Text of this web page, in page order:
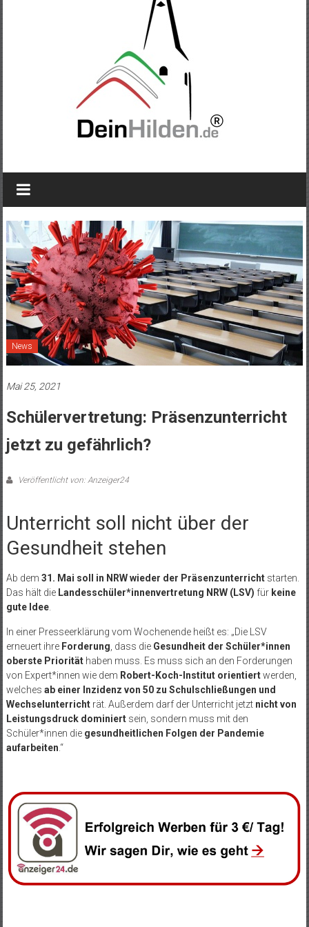
News
Mai 25, 2021
Schülervertretung: Präsenzunterricht
jetzt zu gefährlich?
Veröffentlicht von: Anzeiger24
Unterricht soll nicht über der
Gesundheit stehen
Ab dem 31. Mai soll in NRW wieder der Präsenzunterrichtstarten.
Das hält die Landesschüler*innenvertretung NRW (LSV) für keine
gute Idee.
In einer Presseerklärung vom Wochenende heißt es: „Die LSV
erneuert ihre Forderung , dass die Gesundheit der Schüler*innen
oberste Prioritäthaben muss. Es muss sich an den Forderungen
von Expert*innen wie dem Robert-Koch-Institut orientiertwerden,
welches ab einer Inzidenz von 50 zu Schulschließungen und
Wechselunterrichträt. Außerdem darf der Unterricht jetzt nicht von
Leistungsdruck dominiertsein, sondern muss mit den
Schüler*innen die gesundheitlichen Folgen der Pandemie
aufarbeiten .“